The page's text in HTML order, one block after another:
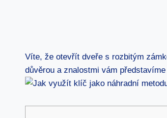
Víte, že otevřít dveře s rozbitým
důvěrou a znalostmi vám